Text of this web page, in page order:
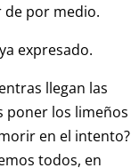
de por medio.
expresado.
llegan las
poner los limeños
en el intento?
todos, en